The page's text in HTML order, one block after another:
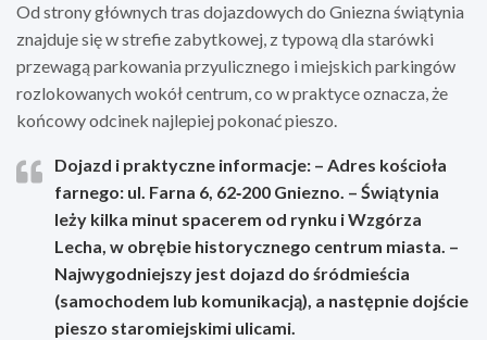
Od strony głównych tras dojazdowych do Gniezna świątynia
znajduje się w strefie zabytkowej, z typową dla starówki
przewagą parkowania przyulicznego i miejskich parkingów
rozlokowanych wokół centrum, co w praktyce oznacza, że
końcowy odcinek najlepiej pokonać pieszo.
Dojazd i praktyczne informacje: – Adres kościoła
farnego: ul. Farna 6, 62‑200 Gniezno. – Świątynia
leży kilka minut spacerem od rynku i Wzgórza
Lecha, w obrębie historycznego centrum miasta. –
Najwygodniejszy jest dojazd do śródmieścia
(samochodem lub komunikacją), a następnie dojście
pieszo staromiejskimi ulicami.